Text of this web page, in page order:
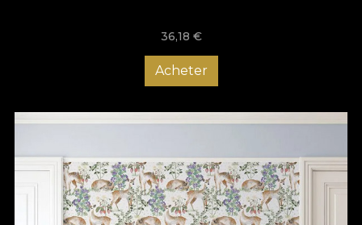
tapetele VLAdiLA te ajută să impresionezi de la primul pas în
casă. Comandă acum tapetul potrivit pentru holul tău și bucură-
te de o atmosferă care să-ți aducă zâmbetul pe buze de
fiecare dată când ajungi acasă!
36,18 €
Acheter